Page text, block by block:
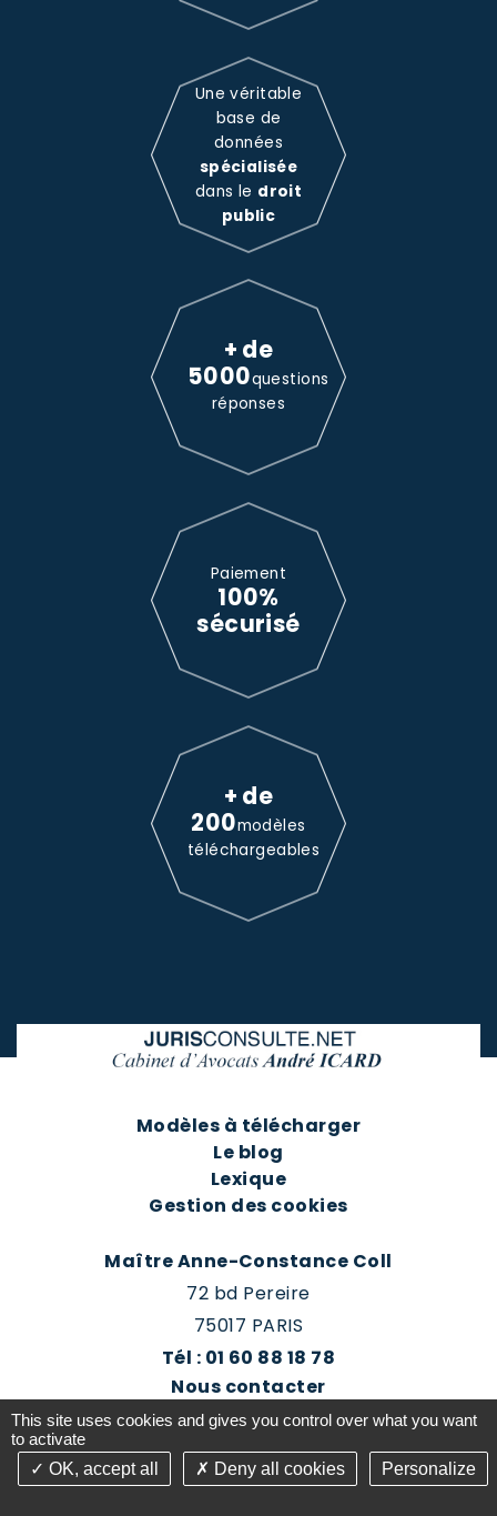
Une véritable
base de
données
spécialisée
dans le droit
public
+ de
5000questions
réponses
Paiement
100%
sécurisé
+ de
200modèles
téléchargeables
Modèles à télécharger
Le blog
Lexique
Gestion des cookies
Maître Anne-Constance Coll
72 bd Pereire
75017 PARIS
Tél : 01 60 88 18 78
Nous contacter
Prendre rendez-vous
This site uses cookies and gives you control over what you want
to activate
OK, accept all
Deny all cookies Personalize